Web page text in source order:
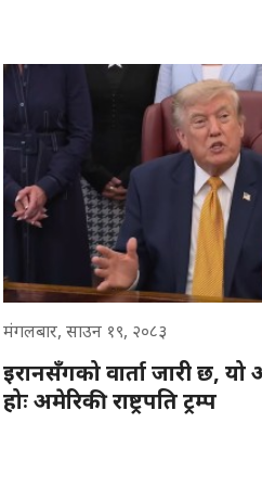
मंगलबार, साउन १९, २०८३
इरानसँगको वार्ता जारी छ, यो
होः अमेरिकी राष्ट्रपति ट्रम्प